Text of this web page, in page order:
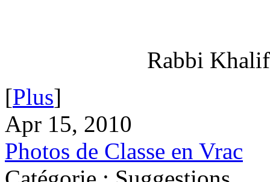
Rabbi
[Plus]
Apr 15, 2010
Photos de Classe en Vrac